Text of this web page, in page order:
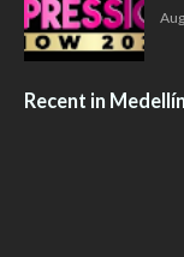
Recent in Medellín